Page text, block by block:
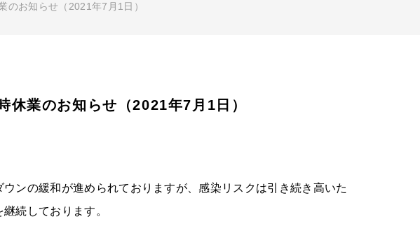
お知らせ（2021年7月1日）
業のお知らせ（2021年7月1日）
ンの緩和が進められておりますが、感染リスクは引き続き高いた
続しております。